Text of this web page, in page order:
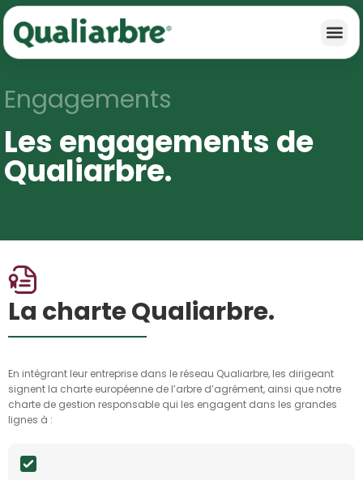
Engagements
Les engagements de
Qualiarbre.
La charte Qualiarbre.
En intégrant leur entreprise dans le réseau Qualiarbre, les dirigeant
signent la charte européenne de l’arbre d’agrément, ainsi que notre
charte de gestion responsable qui les engagent dans les grandes
lignes à :